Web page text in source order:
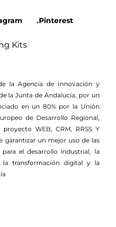
Kits
.Pinterest
la Agencia de Innovación y
la Junta de Andalucía, por un
en un 80% por la Unión
de Desarrollo Regional,
WEB, CRM, RRSS Y
garantizar un mejor uso de las
el desarrollo industrial, la
transformación digital y la